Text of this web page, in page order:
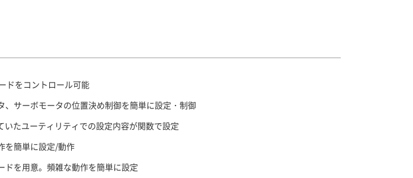
ドをコントロール可能
、サーボモータの位置決め制御を簡単に設定・制御
いたユーティリティでの設定内容が関数で設定
を簡単に設定/動作
ドを用意。頻雑な動作を簡単に設定